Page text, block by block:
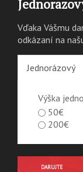
Vďaka Vášmu
odkázaní na
Jednorázový
Výška
50€
200€
DARUJTE